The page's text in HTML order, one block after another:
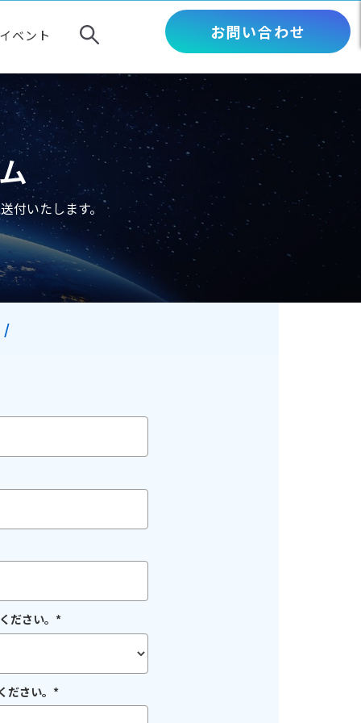
ベント お問い合わせ
付いたします。
/
ださい。 *
さい。 *